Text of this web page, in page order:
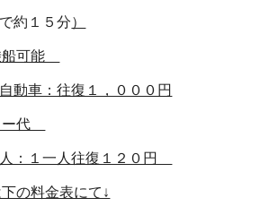
約１５分）
可能
動車：往復１，０００円
ー代
：１一人往復１２０円
の料金表にて↓